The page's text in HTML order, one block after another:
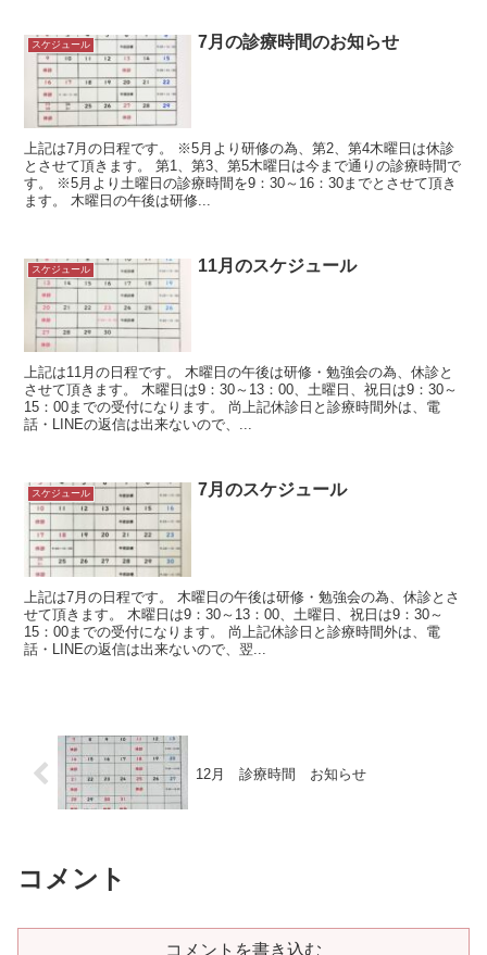
スケジュール 7月の診療時間のお知らせ
上記は7月の日程です。 ※5月より研修の為、第2、第4木曜日は休診
とさせて頂きます。 第1、第3、第5木曜日は今まで通りの診療時間で
す。 ※5月より土曜日の診療時間を9：30～16：30までとさせて頂き
ます。 木曜日の午後は研修...
スケジュール 11月のスケジュール
上記は11月の日程です。 木曜日の午後は研修・勉強会の為、休診と
させて頂きます。 木曜日は9：30～13：00、土曜日、祝日は9：30～
15：00までの受付になります。 尚上記休診日と診療時間外は、電
話・LINEの返信は出来ないので、...
スケジュール 7月のスケジュール
上記は7月の日程です。 木曜日の午後は研修・勉強会の為、休診とさ
せて頂きます。 木曜日は9：30～13：00、土曜日、祝日は9：30～
15：00までの受付になります。 尚上記休診日と診療時間外は、電
話・LINEの返信は出来ないので、翌...
12月 診療時間 お知らせ
コメント
コメントを書き込む